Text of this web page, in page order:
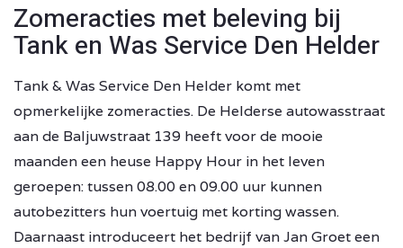
Zomeracties met beleving bij
Tank en Was Service Den Helder
Tank & Was Service Den Helder komt met
opmerkelijke zomeracties. De Helderse autowasstraat
aan de Baljuwstraat 139 heeft voor de mooie
maanden een heuse Happy Hour in het leven
geroepen: tussen 08.00 en 09.00 uur kunnen
autobezitters hun voertuig met korting wassen.
Daarnaast introduceert het bedrijf van Jan Groet een